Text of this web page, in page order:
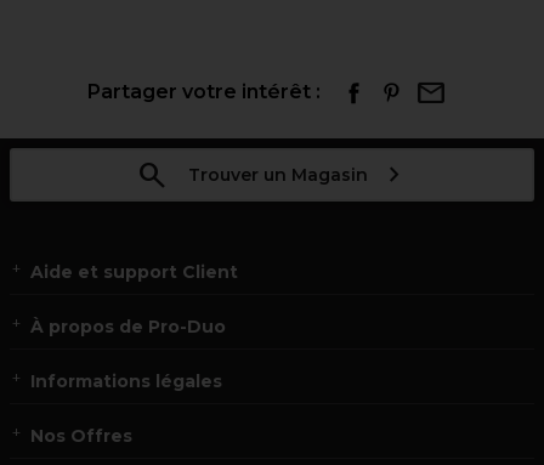
Partager votre intérêt :
Trouver un Magasin
Aide et support Client
À propos de Pro-Duo
Informations légales
Nos Offres